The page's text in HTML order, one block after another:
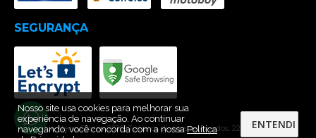
SEGURANÇA
© Gráfica Neno Cópias. 2026. Todos os direitos reservados. 22439603000127
Nosso site usa cookies para melhorar sua
experiência de navegação. Ao continuar
navegando, você concorda com a nossaPolítica
ENTENDI